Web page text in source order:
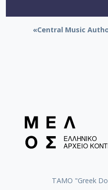
«Central Music
ΤΑΜΟ "Greek